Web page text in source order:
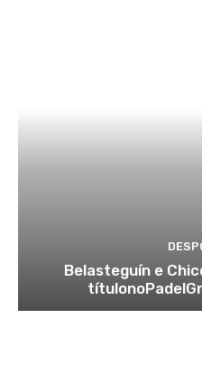
Belasteguín e